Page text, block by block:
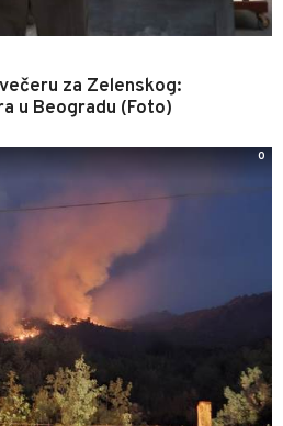
za Zelenskog:
u Beogradu (Foto)
0